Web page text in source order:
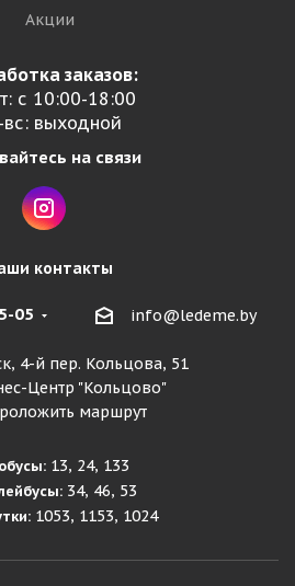
Акции
заказов:
с 10:00-18:00
вс: выходной
на связи
контакты
05 info@ledeme.by
4-й пер. Кольцова, 51
Центр "Кольцово"
маршрут
13, 24, 133
34, 46, 53
1053, 1153, 1024